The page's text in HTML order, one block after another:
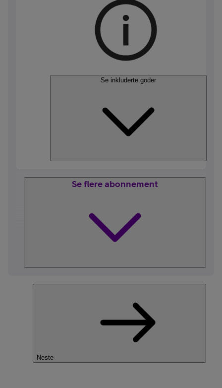
Se inkluderte goder
Se flere abonnement
Neste